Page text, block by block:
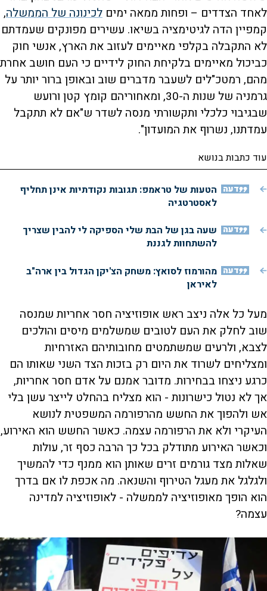
לאחד הצדדים – ופחות ממאה ימים לכינונה של הממשלה,
קמפיין הדה לגיטימציה בשיאו. עשירים מפונקים שעמדתם
לא התקבלה בקלפי מאיימים לעזוב את הארץ, אנשי חוק
כביכול מאיימים בלקיחת החוק לידיים כי העם חושב אחרת
מהם, רמטכ"לים לשעבר מדברים שוב ובאופן ברור יותר על
גרמניה של שנות ה-30, ומאחוריהם קומץ קטן ורועש
שבגיבוי כלכלי ותקשורתי מנסה לשדר ש"אם לא תתקבל
עמדתנו, נשרוף את המועדון".
עוד כתבות בנושא
דעה הטעות של טראמפ: תגובות נקודתיות אינן תחליף
לאסטרטגיה
דעה שעה בגן של הבת שלי הספיקה לי להבין שצריך
להשתחוות לגננת
דעה מהורמוז לסואץ: משחק הצ'יקן הגדול בין ארה"ב
לאיראן
מעל כל אלה ניצב ראש אופוזיציה חסר אחריות שמנסה
שוב לחלק את העם לטובים שמשלמים מיסים והולכים
לצבא, ולרעים שמשתמטים מחובותיהם האזרחיות
ומצליחים לשרוד את היום רק בזכות הצד השני שאותו הם
כרגע ניצחו בבחירות. מדובר אמנם על אדם חסר אחריות,
אך לא נטול כישרונות - הוא מצליח בהחלט לייצר עשן בלי
אש ולהפוך את החשש מהרפורמה המשפטית לנושא
העיקרי ולא את הרפורמה עצמה. כאשר החשש הוא האירוע,
וכאשר האירוע מתודלק בכל כך הרבה כסף זר, עולות
שאלות מצד גורמים זרים שאותן הוא ממנף כדי להמשיך
ולגלגל את מעגל הטירוף והשנאה. מה אכפת לו אם בדרך
הוא הופך מאופוזיציה לממשלה - לאופוזיציה למדינה
עצמה?